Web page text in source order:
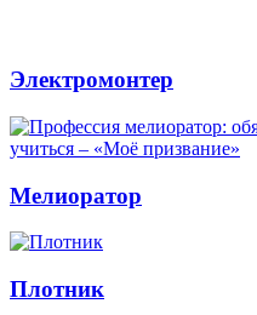
Электромонтер
Мелиоратор
Плотник